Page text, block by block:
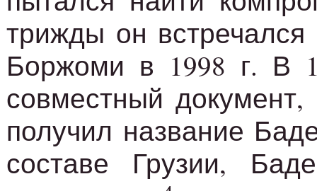
трижды он
Боржоми в 1998 г. В
совместный
получил название
составе Грузии,